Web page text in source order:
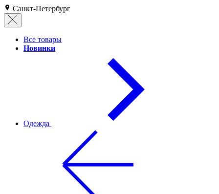
Санкт-Петербург
Все товары
Новинки
Одежда